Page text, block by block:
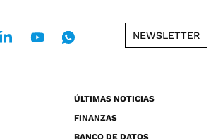
NEWSLETTER
ÚLTIMAS NOTICIAS
FINANZAS